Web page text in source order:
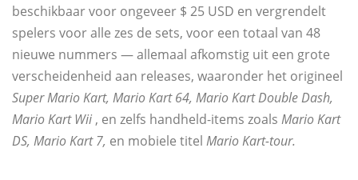
beschikbaar voor ongeveer $ 25 USD en vergrendelt
spelers voor alle zes de sets, voor een totaal van 48
nieuwe nummers — allemaal afkomstig uit een grote
verscheidenheid aan releases, waaronder het origineel
Super Mario Kart, Mario Kart 64, Mario Kart Double Dash,
Mario Kart Wii , en zelfs handheld-items zoals Mario Kart
DS, Mario Kart 7, en mobiele titel Mario Kart-tour.